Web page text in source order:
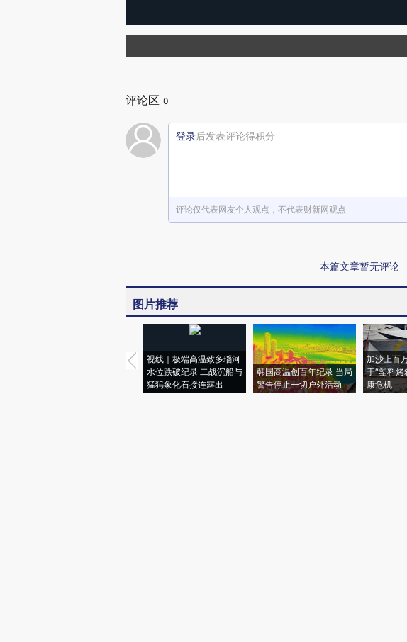
评论区 0
登录后发表评论得积分
评论仅代表网友个人观点，不代表财新网观点
本篇文章暂无评论
图片推荐
视线｜极端高温致多瑙河
水位跌破纪录 二战沉船与
猛犸象化石接连露出
韩国高温创百年纪录 当局
警告停止一切户外活动
加沙上百
于“塑料烤
康危机